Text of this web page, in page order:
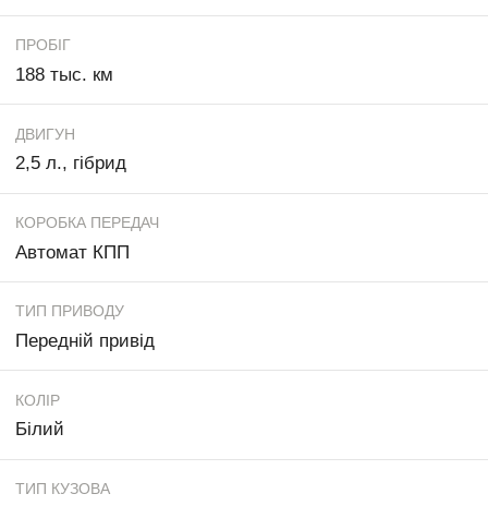
ПРОБІГ
188 тыс. км
ДВИГУН
2,5 л., гібрид
КОРОБКА ПЕРЕДАЧ
Автомат КПП
ТИП ПРИВОДУ
Передній привід
КОЛІР
Білий
ТИП КУЗОВА